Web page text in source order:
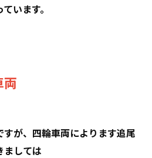
います。
が、四輪車両によります追尾
ましては